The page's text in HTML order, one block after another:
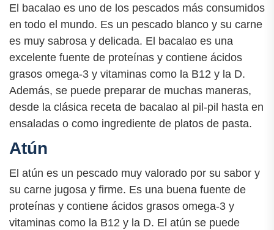
El bacalao es uno de los pescados más consumidos
en todo el mundo. Es un pescado blanco y su carne
es muy sabrosa y delicada. El bacalao es una
excelente fuente de proteínas y contiene ácidos
grasos omega-3 y vitaminas como la B12 y la D.
Además, se puede preparar de muchas maneras,
desde la clásica receta de bacalao al pil-pil hasta en
ensaladas o como ingrediente de platos de pasta.
Atún
El atún es un pescado muy valorado por su sabor y
su carne jugosa y firme. Es una buena fuente de
proteínas y contiene ácidos grasos omega-3 y
vitaminas como la B12 y la D. El atún se puede